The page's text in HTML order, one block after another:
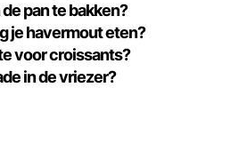
pan te bakken?
je havermout eten?
voor croissants?
in de vriezer?